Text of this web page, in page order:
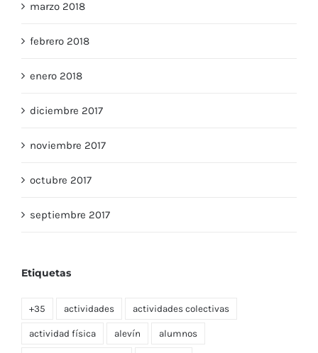
marzo 2018
febrero 2018
enero 2018
diciembre 2017
noviembre 2017
octubre 2017
septiembre 2017
Etiquetas
+35 actividades actividades colectivas
actividad física alevín alumnos